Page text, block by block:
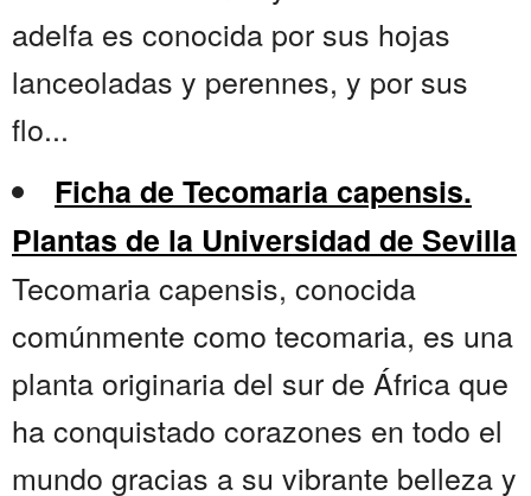
adelfa es conocida por sus hojas
lanceoladas y perennes, y por sus
flo...
Ficha de Tecomaria capensis.
Plantas de la Universidad de Sevilla
Tecomaria capensis, conocida
comúnmente como tecomaria, es una
planta originaria del sur de África que
ha conquistado corazones en todo el
mundo gracias a su vibrante belleza y